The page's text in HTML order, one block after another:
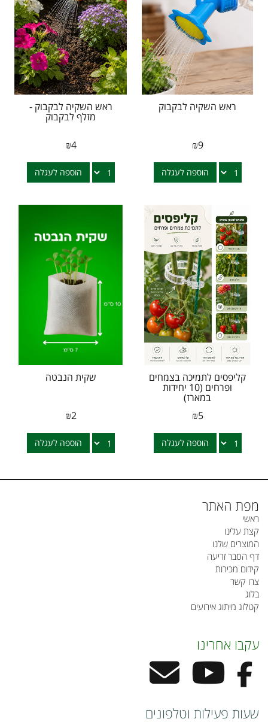
ראש השקיה לבקבוק
₪9
הוספה לעגלה
ראש השקיה לבקבוק -
מזלף לבקבוק
₪4
הוספה לעגלה
קליפסים לתמיכה בצמחים
ופרחים (10 יחידות
במארז)
₪5
הוספה לעגלה
שקית הנבטה
₪2
הוספה לעגלה
מפת האתר
ראשי
קצת עלינו
המוצרים שלנו
דף הסבר זריעה
קידום מכירות
צרו קשר
בלוג
קטלוג מיתוג אירועים
עקבו אחרינו
שעות פעילות וטלפונים